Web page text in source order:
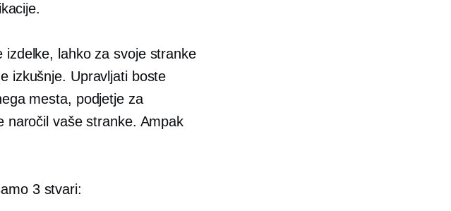
lahko za svoje stranke
izkušnje. Upravljati boste
mesta, podjetje za
naročil vaše stranke. Ampak
3 stvari: